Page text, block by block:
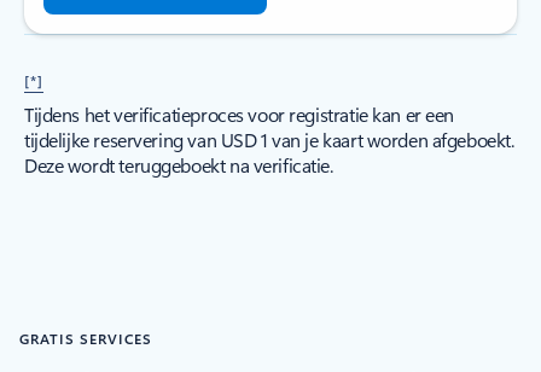
[*]
Tijdens het verificatieproces voor registratie kan er een
tijdelijke reservering van USD 1 van je kaart worden afgeboekt.
Deze wordt teruggeboekt na verificatie.
GRATIS SERVICES